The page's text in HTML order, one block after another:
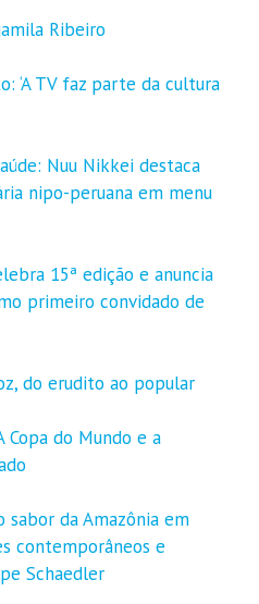
Ribeiro
‘A TV faz parte da cultura
Nuu Nikkei destaca
nipo-peruana em menu
15ª edição e anuncia
primeiro convidado de
do erudito ao popular
Copa do Mundo e a
sabor da Amazônia em
contemporâneos e
Schaedler